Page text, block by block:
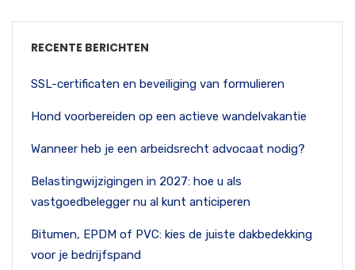
RECENTE BERICHTEN
SSL-certificaten en beveiliging van formulieren
Hond voorbereiden op een actieve wandelvakantie
Wanneer heb je een arbeidsrecht advocaat nodig?
Belastingwijzigingen in 2027: hoe u als
vastgoedbelegger nu al kunt anticiperen
Bitumen, EPDM of PVC: kies de juiste dakbedekking
voor je bedrijfspand